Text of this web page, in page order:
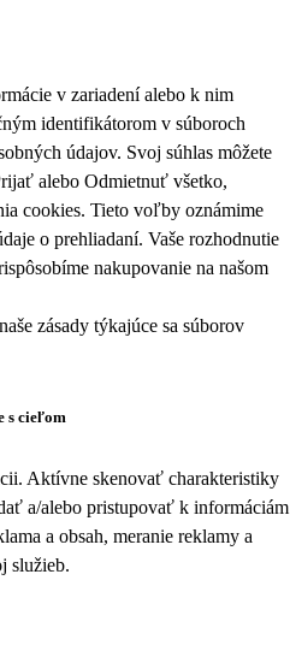
v zariadení alebo k nim
identifikátorom v súboroch
údajov. Svoj súhlas môžete
alebo Odmietnuť všetko,
cookies. Tieto voľby oznámime
o prehliadaní. Vaše rozhodnutie
nakupovanie na našom
zásady týkajúce sa súborov
s cieľom
Aktívne skenovať charakteristiky
a/alebo pristupovať k informáciám
a obsah, meranie reklamy a
služieb.